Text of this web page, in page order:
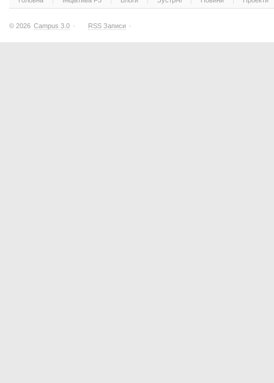
© 2026 Campus 3.0 · RSS Записи ·